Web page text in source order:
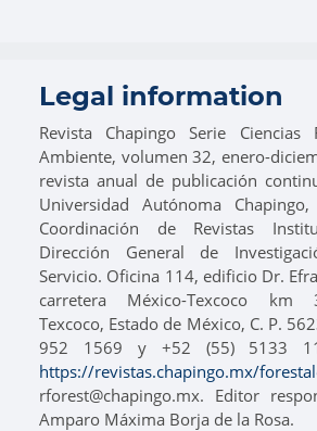
Legal information
Revista Chapingo Serie
Ambiente, volumen 32, enero-
revista anual de publicación
Universidad Autónoma
Coordinación de Revistas
Dirección General de
Servicio. Oficina 114, edificio Dr.
carretera México-Texcoco km
Texcoco, Estado de México, C. P.
952 1569 y +52 (55) 5133
https://revistas.chapingo.mx/
rforest@chapingo.mx. Editor
Amparo Máxima Borja de la Rosa.